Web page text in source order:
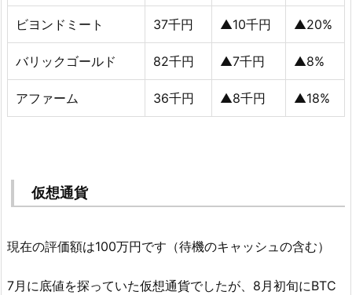
ビヨンドミート 37千円 ▲10千円 ▲20%
バリックゴールド 82千円 ▲7千円 ▲8%
アファーム 36千円 ▲8千円 ▲18%
仮想通貨
現在の評価額は100万円です（待機のキャッシュの含む）
7月に底値を探っていた仮想通貨でしたが、8月初旬にBTC